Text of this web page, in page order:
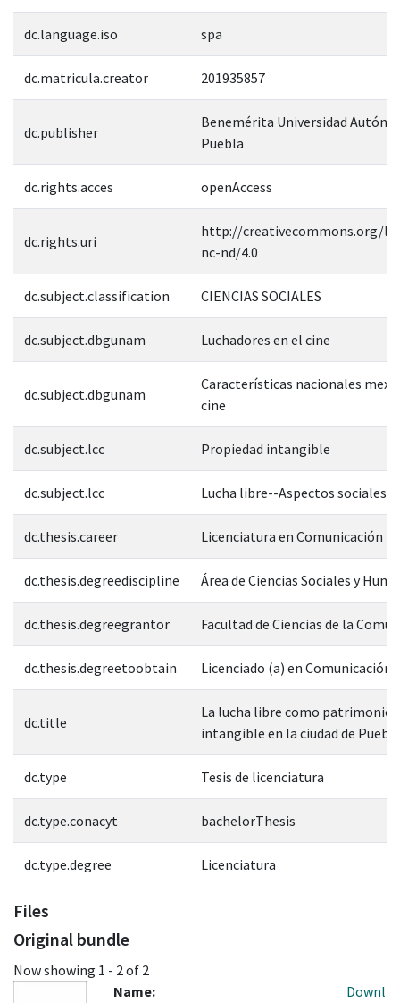
dc.language.iso spa
dc.matricula.creator 201935857
dc.publisher
Benemérita Universidad
Puebla
dc.rights.acces openAccess
dc.rights.uri
http://creativecommons.org/
nc-nd/4.0
dc.subject.classification CIENCIAS SOCIALES
dc.subject.dbgunam Luchadores en el cine
dc.subject.dbgunam
Características nacionales
cine
dc.subject.lcc Propiedad intangible
dc.subject.lcc Lucha libre--Aspectos sociales--
dc.thesis.career Licenciatura en Comunicación
dc.thesis.degreediscipline Área de Ciencias Sociales y
dc.thesis.degreegrantor Facultad de Ciencias de la
dc.thesis.degreetoobtain Licenciado (a) en Comunicación
dc.title
La lucha libre como patrimonio
intangible en la ciudad de Puebla
dc.type Tesis de licenciatura
dc.type.conacyt bachelorThesis
dc.type.degree Licenciatura
Files
Original bundle
Now showing 1 - 2 of 2
Name:
Downl